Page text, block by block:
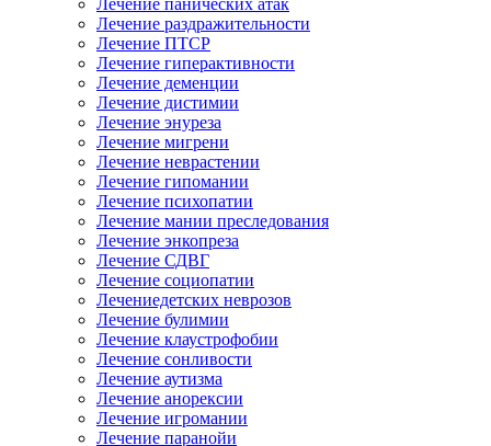
Лечение панических атак
Лечение раздражительности
Лечение ПТСР
Лечение гиперактивности
Лечение деменции
Лечение дистимии
Лечение энуреза
Лечение мигрени
Лечение неврастении
Лечение гипомании
Лечение психопатии
Лечение мании преследования
Лечение энкопреза
Лечение СДВГ
Лечение социопатии
Лечениедетских неврозов
Лечение булимии
Лечение клаустрофобии
Лечение сонливости
Лечение аутизма
Лечение анорексии
Лечение игромании
Лечение паранойи